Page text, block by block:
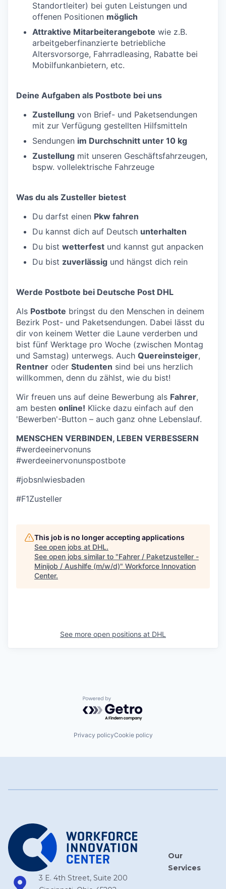
Standortleiter) bei guten Leistungen und
offenen Positionen möglich
Attraktive Mitarbeiterangebote wie z.B.
arbeitgeberfinanzierte betriebliche
Altersvorsorge, Fahrradleasing, Rabatte bei
Mobilfunkanbietern, etc.
Deine Aufgaben als Postbote bei uns
Zustellung von Brief- und Paketsendungen
mit zur Verfügung gestellten Hilfsmitteln
Sendungen im Durchschnitt unter 10 kg
Zustellung mit unseren Geschäftsfahrzeugen,
bspw. vollelektrische Fahrzeuge
Was du als Zusteller bietest
Du darfst einen Pkw fahren
Du kannst dich auf Deutsch unterhalten
Du bist wetterfest und kannst gut anpacken
Du bist zuverlässig und hängst dich rein
Werde Postbote bei Deutsche Post DHL
Als Postbote bringst du den Menschen in deinem
Bezirk Post- und Paketsendungen. Dabei lässt du
dir von keinem Wetter die Laune verderben und
bist fünf Werktage pro Woche (zwischen Montag
und Samstag) unterwegs. Auch Quereinsteiger,
Rentner oder Studenten sind bei uns herzlich
willkommen, denn du zählst, wie du bist!
Wir freuen uns auf deine Bewerbung als Fahrer,
am besten online! Klicke dazu einfach auf den
'Bewerben'-Button – auch ganz ohne Lebenslauf.
MENSCHEN VERBINDEN, LEBEN VERBESSERN
#werdeeinervonuns
#werdeeinervonunspostbote
#jobsnlwiesbaden
#F1Zusteller
This job is no longer accepting applications
See open jobs at DHL.
See open jobs similar to "Fahrer / Paketzusteller -
Minijob / Aushilfe (m/w/d)" Workforce Innovation
Center.
See more open positions at DHL
Powered by Getro.com
Privacy policyCookie policy
3 E. 4th Street, Suite 200
Our
Services